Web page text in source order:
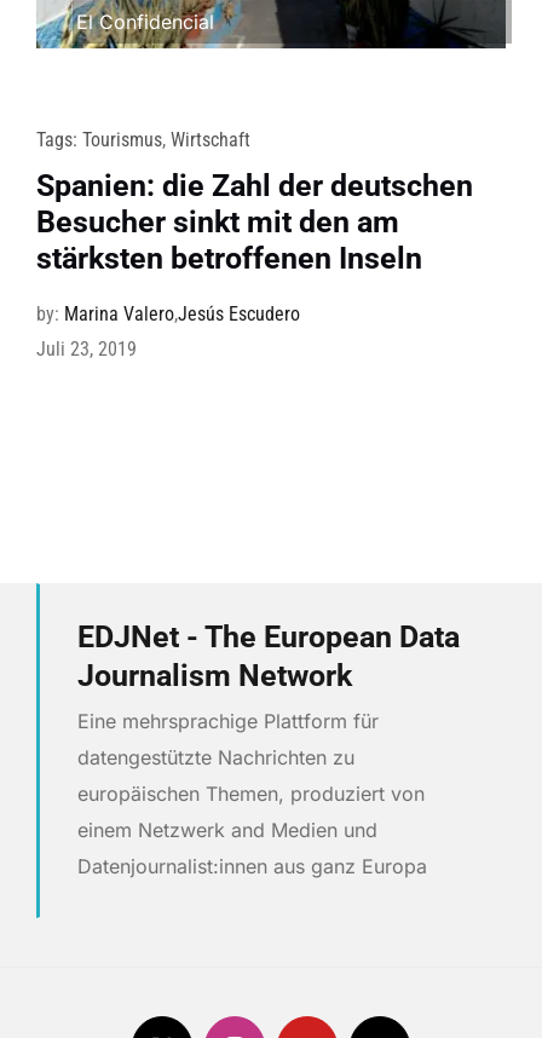
El Confidencial
Tags: Tourismus, Wirtschaft
Spanien: die Zahl der deutschen
Besucher sinkt mit den am
stärksten betroffenen Inseln
by: Marina Valero,Jesús Escudero
Juli 23, 2019
EDJNet - The European Data
Journalism Network
Eine mehrsprachige Plattform für
datengestützte Nachrichten zu
europäischen Themen, produziert von
einem Netzwerk and Medien und
Datenjournalist:innen aus ganz Europa